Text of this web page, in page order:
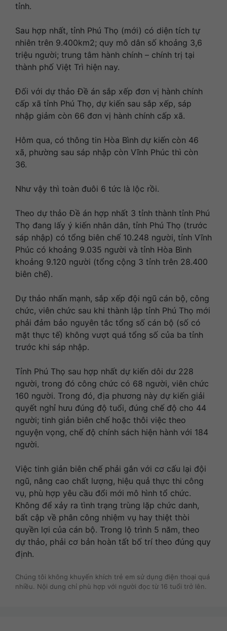
tỉnh.
Sau hợp nhất, tỉnh Phú Thọ (mới) có diện tích tự
nhiên trên 9.400km2; quy mô dân số khoảng 3,6
triệu người; trung tâm hành chính – chính trị tại
thành phố Việt Trì hiện nay.
Đối với dự thảo Đề án sắp xếp đơn vị hành chính
cấp xã tỉnh Phú Thọ, dự kiến sau sắp xếp, sáp
nhập giảm còn 66 đơn vị hành chính cấp xã.
Hôm qua, có thông tin Hòa Bình dự kiến còn 46
xã, phường sau sáp nhập còn Vĩnh Phúc thì còn
36.
Như vậy thì toàn đuôi 6 tức là lộc rồi.
Theo dự thảo Đề án hợp nhất 3 tỉnh thành tỉnh Phú
Thọ đang lấy ý kiến nhân dân, tỉnh Phú Thọ (trước
sáp nhập) có tổng biên chế 10.248 người, tỉnh Vĩnh
Phúc có khoảng 9.035 người và tỉnh Hòa Bình
khoảng 9.120 người (tổng cộng 3 tỉnh trên 28.400
biên chế).
Dự thảo nhấn mạnh, sắp xếp đội ngũ cán bộ, công
chức, viên chức sau khi thành lập tỉnh Phú Thọ mới
phải đảm bảo nguyên tắc tổng số cán bộ (số có
mặt thực tế) không vượt quá tổng số của ba tỉnh
trước khi sáp nhập.
Tỉnh Phú Thọ sau hợp nhất dự kiến dôi dư 228
người, trong đó công chức có 68 người, viên chức
160 người. Trong đó, địa phương này dự kiến giải
quyết nghỉ hưu đúng độ tuổi, đúng chế độ cho 44
người; tinh giản biên chế hoặc thôi việc theo
nguyện vọng, chế độ chính sách hiện hành với 184
người.
Việc tinh giản biên chế phải gắn với cơ cấu lại đội
ngũ, nâng cao chất lượng, hiệu quả thực thi công
vụ, phù hợp yêu cầu đổi mới mô hình tổ chức.
Không để xảy ra tình trạng trùng lặp chức danh,
bất cập về phân công nhiệm vụ hay thiệt thòi
quyền lợi của cán bộ. Trong lộ trình 5 năm, theo
dự thảo, phải cơ bản hoàn tất bố trí theo đúng quy
định.
Chúng tôi không khuyến khích trẻ em sử dụng điện thoại quá
nhiều. Nội dung chỉ phù hợp với người đọc từ 16 tuổi trở lên.